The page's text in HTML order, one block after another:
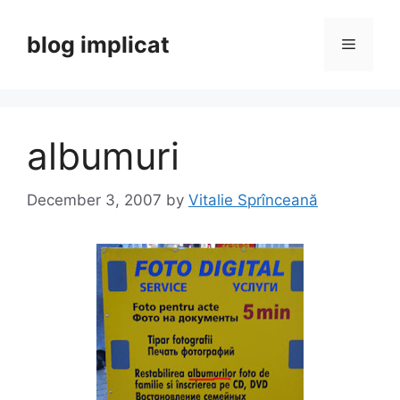
contentblog implicat Menu
albumuri
December 3, 2007 by Vitalie Sprînceană